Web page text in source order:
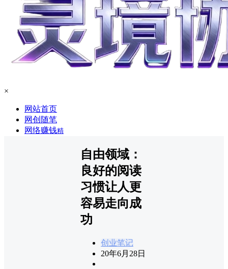
×
网站首页
网创随笔
网络赚钱精
自由领域：
良好的阅读
习惯让人更
容易走向成
功
创业笔记
20年6月28日